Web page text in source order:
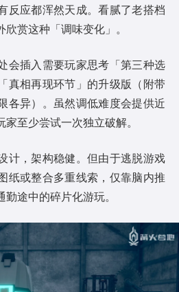
反应都浑然天成。看腻了老搭档
赏这种「调味变化」。
会插入需要玩家思考「第三种选
真相再现环节」的升级版（附带
各异）。虽然调低难度会提供近
至少尝试一次独立破解。
计，架构稳健。但由于逃脱游戏
纸或整合多重线索，仅靠脑内推
途中的碎片化游玩。